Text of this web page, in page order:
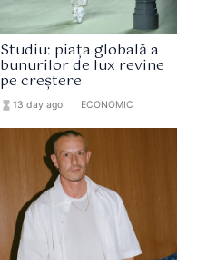
Studiu: piața globală a
bunurilor de lux revine
pe creștere
hourglass_full 13 day ago ECONOMIC